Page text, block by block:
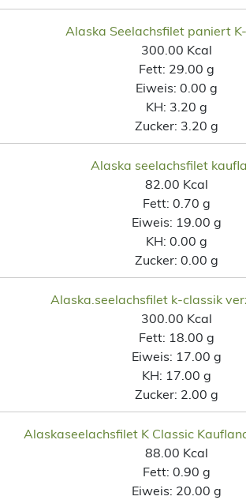
Alaska Seelachsfilet paniert
300.00 Kcal
Fett: 29.00 g
Eiweis: 0.00 g
KH: 3.20 g
Zucker: 3.20 g
Alaska seelachsfilet
82.00 Kcal
Fett: 0.70 g
Eiweis: 19.00 g
KH: 0.00 g
Zucker: 0.00 g
Alaska.seelachsfilet k-classik
300.00 Kcal
Fett: 18.00 g
Eiweis: 17.00 g
KH: 17.00 g
Zucker: 2.00 g
Alaskaseelachsfilet K Classic
88.00 Kcal
Fett: 0.90 g
Eiweis: 20.00 g